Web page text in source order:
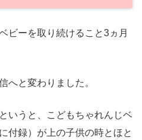
ビーを取り続けること3ヵ月
へと変わりました。
いうと、こどもちゃれんじベ
付録）が上の子供の時とほと